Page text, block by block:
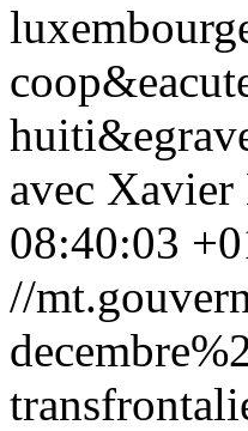
avec
08:40:03
//